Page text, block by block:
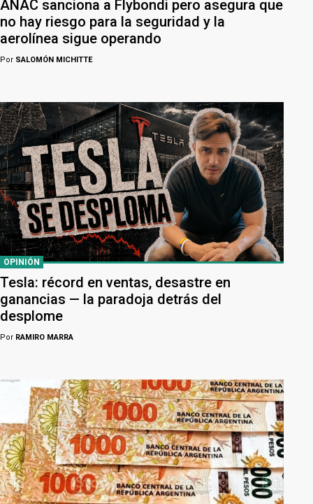
ANAC sanciona a Flybondi pero asegura que
no hay riesgo para la seguridad y la
aerolínea sigue operando
Por SALOMÓN MICHITTE
OPINIÓN
Tesla: récord en ventas, desastre en
ganancias — la paradoja detrás del
desplome
Por RAMIRO MARRA